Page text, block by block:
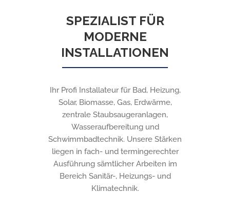
SPEZIALIST FÜR
MODERNE
INSTALLATIONEN
Ihr Profi Installateur für Bad, Heizung,
Solar, Biomasse, Gas, Erdwärme,
zentrale Staubsaugeranlagen,
Wasseraufbereitung und
Schwimmbadtechnik. Unsere Stärken
liegen in fach- und termingerechter
Ausführung sämtlicher Arbeiten im
Bereich Sanitär-, Heizungs- und
Klimatechnik.